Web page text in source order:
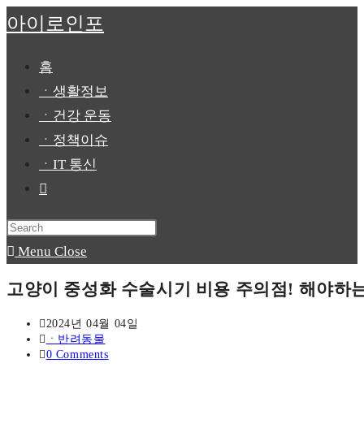
Skip
content
아이로인포
홈
ㆍ생활정보
ㆍ건강 운동
ㆍ정책이슈
ㆍIT 통신
Toggle
search
close
Menu Close
고양이 중성화 수술시기 비용 주의점! 해야하
Post
published:
2024년 04월 04일
Post
category:
ㆍ반려동물
Post
0 Comments